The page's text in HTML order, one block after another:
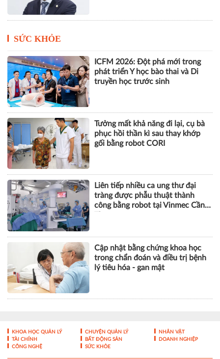
SỨC KHỎE
ICFM 2026: Đột phá mới trong
phát triển Y học bào thai và Di
truyền học trước sinh
Tưởng mất khả năng đi lại, cụ bà
phục hồi thần kì sau thay khớp
gối bằng robot CORI
Liên tiếp nhiều ca ung thư đại
tràng được phẫu thuật thành
công bằng robot tại Vinmec Cần
Cập nhật bằng chứng khoa học
trong chẩn đoán và điều trị bệnh
lý tiêu hóa - gan mật
KHOA HỌC QUẢN LÝ CHUYỆN QUẢN LÝ
NHÂN VẬT
TÀI CHÍNH
BẤT ĐỘNG SẢN
DOANH NGHIỆP
CÔNG NGHỆ
SỨC KHỎE